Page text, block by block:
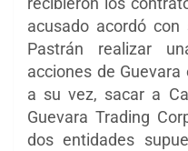
acusado acordó con
Pastrán realizar
acciones de
a su vez, sacar a
Guevara Trading
dos entidades